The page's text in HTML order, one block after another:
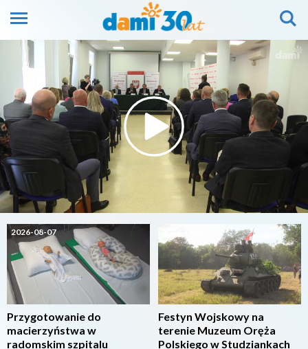
2026-08-07
Przygotowanie do
macierzyństwa w
radomskim szpitalu
Festyn Wojskowy na
terenie Muzeum Oręża
Polskiego w Studziankach